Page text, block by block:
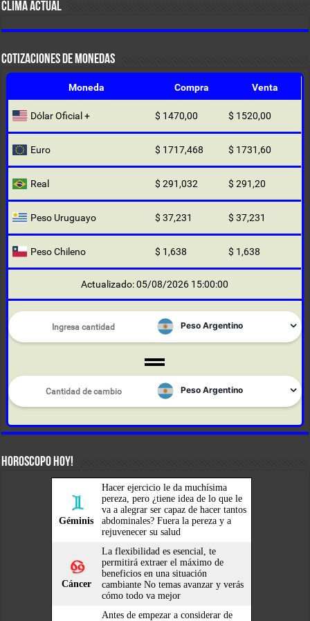
CLIMA ACTUAL
COTIZACIONES DE MONEDAS
Moneda Compra Venta
Dólar Oficial + $ 1470,00 $ 1520,00
Euro $ 1717,468 $ 1731,60
Real $ 291,032 $ 291,20
Peso Uruguayo $ 37,231 $ 37,231
Peso Chileno $ 1,638 $ 1,638
Actualizado: 05/08/2026 15:00:00
HOROSCOPO HOY!